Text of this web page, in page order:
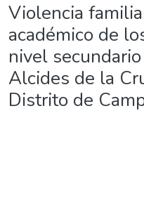
Violencia
académico de
nivel
Alcides de la
Distrito de